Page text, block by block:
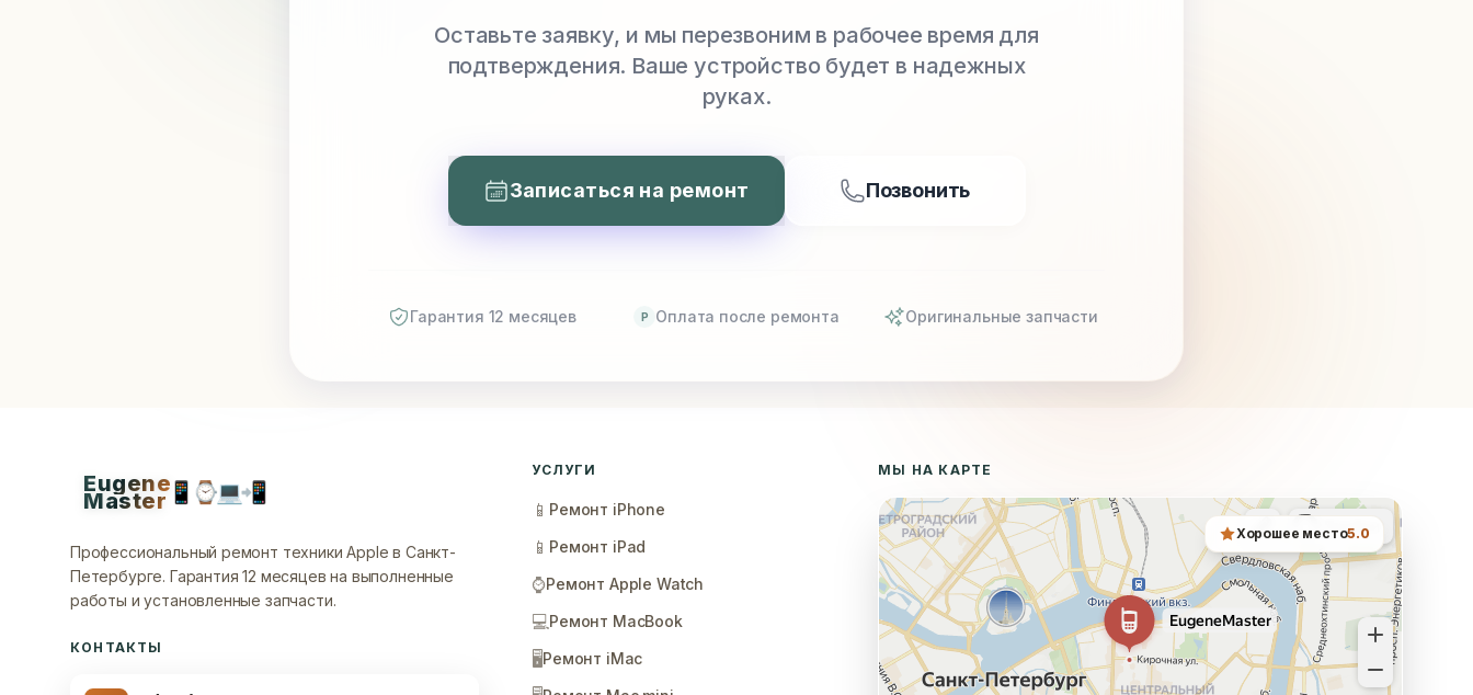
Оставьте заявку, и мы перезвоним в рабочее время для
подтверждения. Ваше устройство будет в надежных
руках.
Записаться на ремонт Позвонить
Гарантия 12 месяцев P Оплата после ремонта Оригинальные запчасти
Eugene
Master📱 ⌚💻📲
Профессиональный ремонт техники Apple в Санкт-
Петербурге. Гарантия 12 месяцев на выполненные
работы и установленные запчасти.
КОНТАКТЫ
УСЛУГИ
📱 Ремонт iPhone
📱 Ремонт iPad
⌚Ремонт Apple Watch
💻Ремонт MacBook
🖥️Ремонт iMac
МЫ НА КАРТЕ
Хорошее место5.0